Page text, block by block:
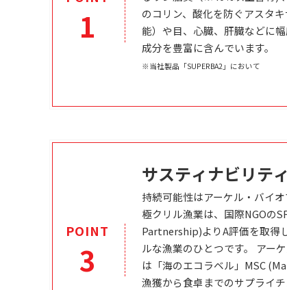
1
のコリン、酸化を防ぐアスタ
能）や目、心臓、肝臓などに
成分を豊富に含んでいます。
※当社製品「SUPERBA2」において
POINT
3
サスティナビリティ
持続可能性はアーケル・バイ
極クリル漁業は、国際NGOの
Partnership)よりA評価を取得
ルな漁業のひとつです。 アー
は「海のエコラベル」MSC
漁獲から食卓までのサプライ